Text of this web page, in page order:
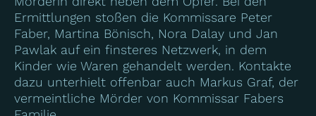
Ermittlungen stoßen die Kommissare Peter
Faber, Martina Bönisch, Nora Dalay und Jan
Pawlak auf ein finsteres Netzwerk, in dem
Kinder wie Waren gehandelt werden. Kontakte
dazu unterhielt offenbar auch Markus Graf, der
vermeintliche Mörder von Kommissar Fabers